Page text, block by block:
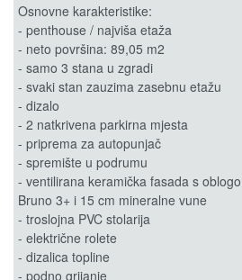
Osnovne karakteristike:
- penthouse / najviša etaža
- neto površina: 89,05 m2
- samo 3 stana u zgradi
- svaki stan zauzima zasebnu etažu
- dizalo
- 2 natkrivena parkirna mjesta
- priprema za autopunjač
- spremište u podrumu
- ventilirana keramička fasada s
Bruno 3+ i 15 cm mineralne vune
- troslojna PVC stolarija
- električne rolete
- dizalica topline
- podno grijanje